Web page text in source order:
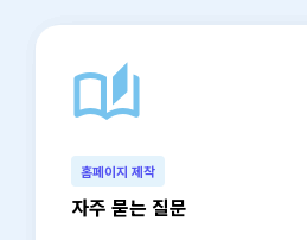
auto_stories
홈페이지 제작
자주 묻는 질문